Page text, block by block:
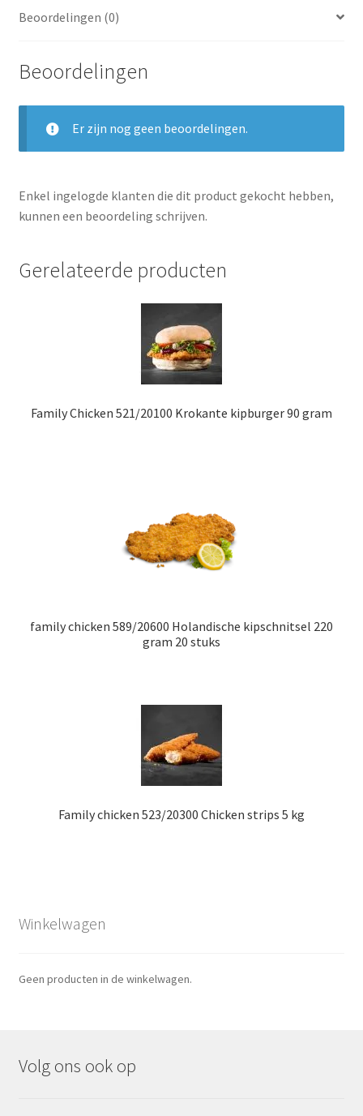
Beoordelingen (0)
Beoordelingen
Er zijn nog geen beoordelingen.
Enkel ingelogde klanten die dit product gekocht hebben,
kunnen een beoordeling schrijven.
Gerelateerde producten
Family Chicken 521/20100 Krokante kipburger 90 gram
family chicken 589/20600 Holandische kipschnitsel 220
gram 20 stuks
Family chicken 523/20300 Chicken strips 5 kg
Winkelwagen
Geen producten in de winkelwagen.
Volg ons ook op